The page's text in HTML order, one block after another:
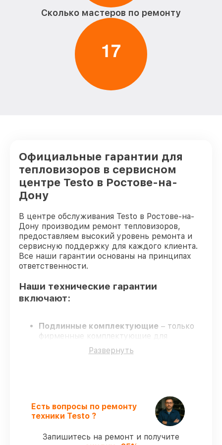
Ремонт платы управления
(восстановление) тепловизора Testo
Восстановление после попадания влаги
тепловизора Testo
Ремонт Wi-Fi тепловизора Testo
Ремонт разъема тепловизора Testo
Сколько мастеров по ремонту
17
Официальные гарантии для
тепловизоров в сервисном
центре Testo в Ростове-на-
Дону
В центре обслуживания Testo в Ростове-на-
Дону производим ремонт тепловизоров,
предоставляем высокий уровень ремонта и
сервисную поддержку для каждого клиента.
Все наши гарантии основаны на принципах
ответственности.
Наши технические гарантии
включают:
Подлинные комплектующие – только
фирменные комплектующие для
обслуживания тепловизоров.
Сертифицированные инженеры
гарантируем завершение обслуживания
без задержек.
Сервис с гарантией
– обслуживание с
полным гарантийным сопровождением.
Развернуть
Есть вопросы по ремонту
техники Testo ?
Запишитесь на ремонт и получите